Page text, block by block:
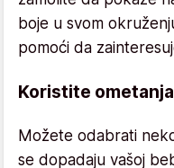
boje u svom
pomoći da
Koristite ometanja
Možete odabrati
se dopadaju vašoj